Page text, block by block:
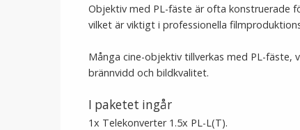
Objektiv med PL-fäste är ofta konstruerade
vilket är viktigt i professionella
Många cine-objektiv tillverkas med PL-
brännvidd och bildkvalitet.
I paketet ingår
1x Telekonverter 1.5x PL-L(T).